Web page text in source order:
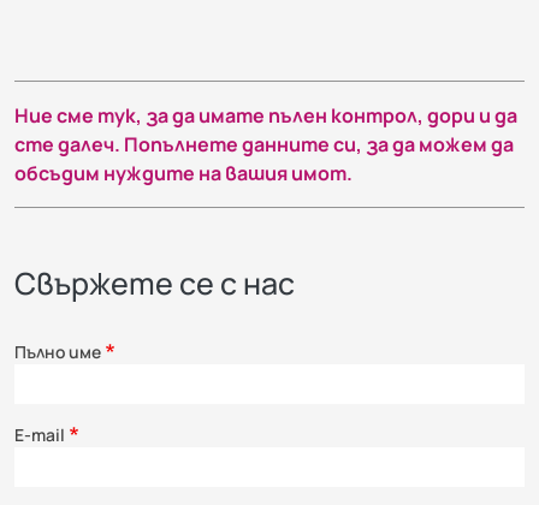
Ние сме тук, за да имате пълен контрол, дори и да
сте далеч. Попълнете данните си, за да можем да
обсъдим нуждите на вашия имот.
Свържете се с нас
Пълно име
E-mail